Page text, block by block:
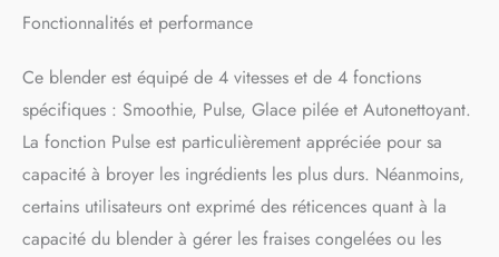
range cordon intégré
et fonctionnel
PERFORMANCE ET STYLE :
Avec son mélange de
technologie et de style
légèrement rétro, le blender
Smeg rend chaque instant
en cuisine plus spécial
Fonctionnalités et performance
Ce blender est équipé de 4 vitesses et de 4 fonctions
spécifiques : Smoothie, Pulse, Glace pilée et Autonettoyant.
La fonction Pulse est particulièrement appréciée pour sa
capacité à broyer les ingrédients les plus durs. Néanmoins,
certains utilisateurs ont exprimé des réticences quant à la
capacité du blender à gérer les fraises congelées ou les